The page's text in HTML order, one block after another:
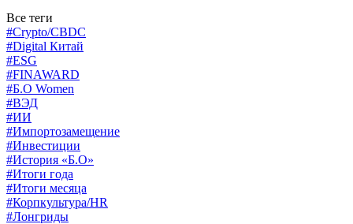
Все теги
#Crypto/CBDC
#Digital Китай
#ESG
#FINAWARD
#Б.О Women
#ВЭД
#ИИ
#Импортозамещение
#Инвестиции
#История «Б.О»
#Итоги года
#Итоги месяца
#Корпкультура/HR
#Лонгриды